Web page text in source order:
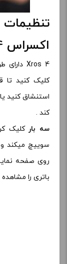
اکسراس 4 ویپرسو :
Xros 4 دارای طراحی تک دکمه ای است. برای شروع،
کلیک کنید تا
استنشاق کنید
کند .
سه بار کلیک
سوییچ میکند
باتری را